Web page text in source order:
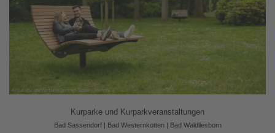
Kurparke und Kurparkveranstaltungen
Bad Sassendorf | Bad Westernkotten | Bad Waldliesborn